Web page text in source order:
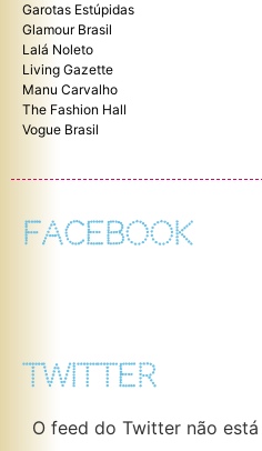
Garotas Estúpidas
Glamour Brasil
Lalá Noleto
Living Gazette
Manu Carvalho
The Fashion Hall
Vogue Brasil
FACEBOOK
TWITTER
O feed do Twitter não